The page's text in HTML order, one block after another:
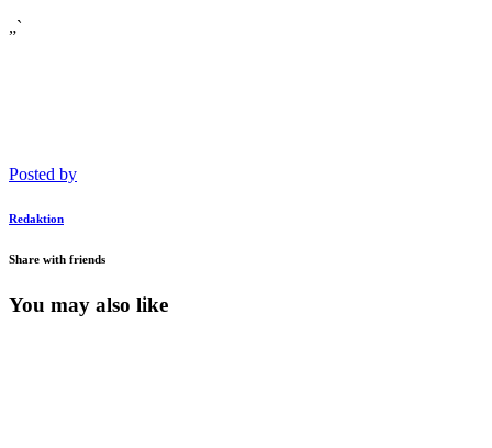
„`
Posted by
Redaktion
Share with friends
You may also like